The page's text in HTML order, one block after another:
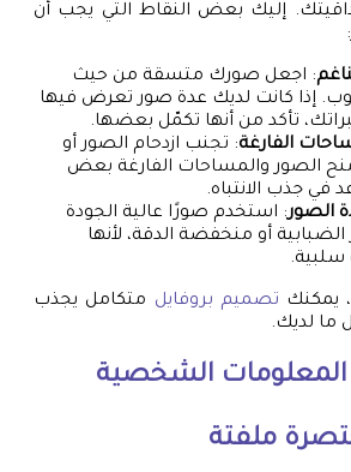
إليك بعض النقاط التي يجب أن
: اجعل صورك متسقة من حيث
إذا كانت لديك عدة صور تعرض فيها
تأكد من أنها تكمّل بعضها.
الفارغة: تجنب ازدحام الصور أو
الصور والمساحات الفارغة بعض
في جذب الانتباه.
الصور: استخدم صورًا عالية الجودة
أو منخفضة الدقة، لأنها
يمكنك تصميم بروفايل متكامل يجذب
ما لديك.
الشخصية
ملفتة